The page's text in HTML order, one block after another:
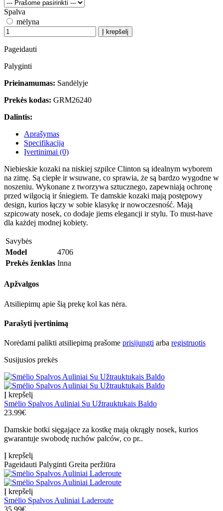
Spalva
mėlyna
Į krepšelį
Pageidauti
Palyginti
Prieinamumas: Sandėlyje
Prekės kodas: GRM26240
Dalintis:
Aprašymas
Specifikacija
Įvertinimai (0)
Niebieskie kozaki na niskiej szpilce Clinton są idealnym wyborem
na zimę. Są ciepłe ir wsuwane, co sprawia, że są bardzo wygodne w
noszeniu. Wykonane z tworzywa sztucznego, zapewniają ochronę
przed wilgocią ir śniegiem. Te damskie kozaki mają postępowy
design, kurios łączy w sobie klasykę ir nowoczesność. Mają
szpicowaty nosek, co dodaje jiems elegancji ir stylu. To must-have
dla każdej modnej kobiety.
Savybės
Model
4706
Prekės ženklas Inna
Apžvalgos
Atsiliepimų apie šią prekę kol kas nėra.
Parašyti įvertinimą
Norėdami palikti atsiliepimą prašome prisijungti arba registruotis
Susijusios prekės
Į krepšelį
Smėlio Spalvos Auliniai Su Užtrauktukais Baldo
23.99€
Damskie botki sięgające za kostkę mają okrągły nosek, kurios
gwarantuje swobodę ruchów palców, co pr..
Į krepšelį
Pageidauti Palyginti Greita peržiūra
Į krepšelį
Smėlio Spalvos Auliniai Laderoute